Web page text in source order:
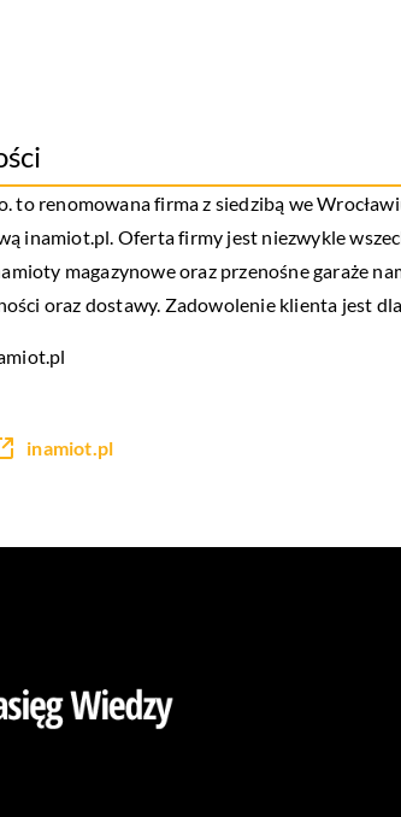
to renomowana firma z siedzibą we
inamiot.pl. Oferta firmy jest niezwykle
magazynowe oraz przenośne garaże
oraz dostawy. Zadowolenie klienta jest
inamiot.pl